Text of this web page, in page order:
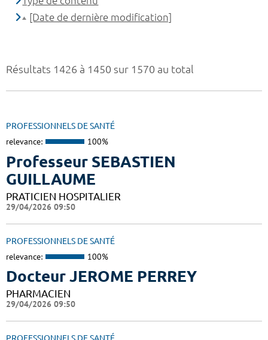
Résultats 1426 à 1450 sur 1570 au total
PROFESSIONNELS DE SANTÉ
relevance: 100%
Professeur SEBASTIEN
GUILLAUME
PRATICIEN HOSPITALIER
29/04/2026 09:50
PROFESSIONNELS DE SANTÉ
relevance: 100%
Docteur JEROME PERREY
PHARMACIEN
29/04/2026 09:50
[Date de dernière modification]